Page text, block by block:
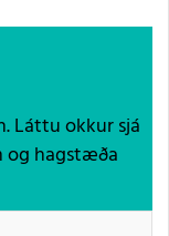
Láttu okkur sjá
og hagstæða